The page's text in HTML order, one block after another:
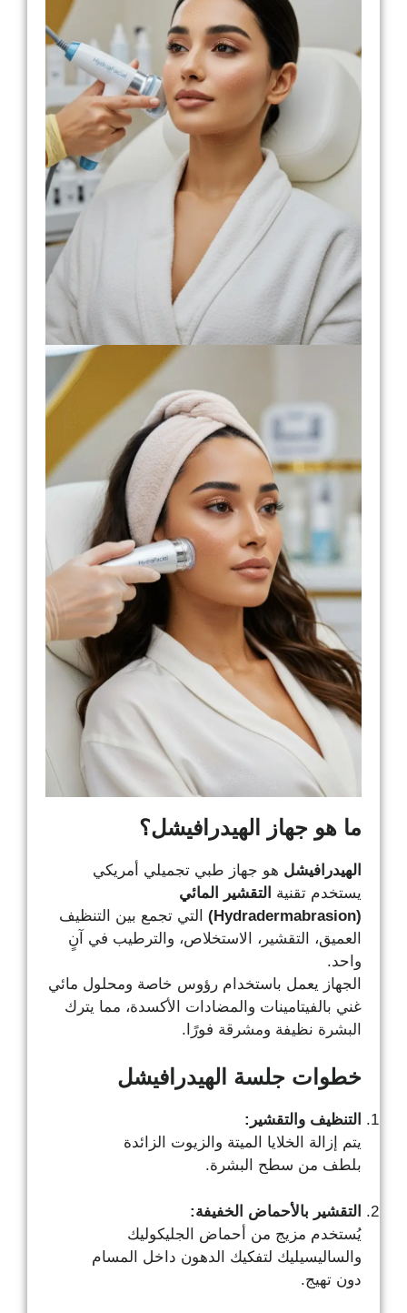
ما هو جهاز الهيدرافيشل؟
الهيدرافيشل هو جهاز طبي تجميلي أمريكي
يستخدم تقنية التقشير المائي
(Hydradermabrasion)
التي تجمع بين التنظيف
العميق، التقشير، الاستخلاص، والترطيب في آنٍ
واحد.
الجهاز يعمل باستخدام رؤوس خاصة ومحلول مائي
غني بالفيتامينات والمضادات الأكسدة، مما يترك
البشرة نظيفة ومشرقة فورًا.
خطوات جلسة الهيدرافيشل
التنظيف والتقشير:
يتم إزالة الخلايا الميتة والزيوت الزائدة
بلطف من سطح البشرة.
التقشير بالأحماض الخفيفة:
يُستخدم مزيج من أحماض الجليكوليك
والساليسيليك لتفكيك الدهون داخل المسام
دون تهيج.